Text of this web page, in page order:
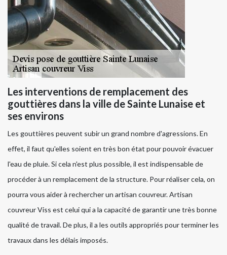
Les interventions de remplacement des
gouttières dans la ville de Sainte Lunaise et
ses environs
Les gouttières peuvent subir un grand nombre d'agressions. En
effet, il faut qu'elles soient en très bon état pour pouvoir évacuer
l'eau de pluie. Si cela n'est plus possible, il est indispensable de
procéder à un remplacement de la structure. Pour réaliser cela, on
pourra vous aider à rechercher un artisan couvreur. Artisan
couvreur Viss est celui qui a la capacité de garantir une très bonne
qualité de travail. De plus, il a les outils appropriés pour terminer les
travaux dans les délais imposés.